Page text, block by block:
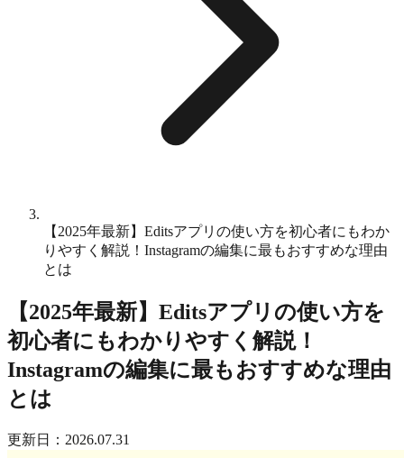
【2025年最新】Editsアプリの使い方を初心者にもわか
りやすく解説！Instagramの編集に最もおすすめな理由
とは
【2025年最新】Editsアプリの使い方を
初心者にもわかりやすく解説！
Instagramの編集に最もおすすめな理由
とは
更新日：2026.07.31